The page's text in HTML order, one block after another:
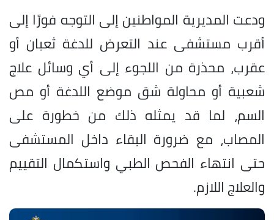
ودعت المديرية المواطنين إلى التوجه فورًا إلى
أقرب مستشفى عند التعرض للدغة ثعبان أو
عقرب، محذرة من اللجوء إلى أي وسائل علاج
شعبية أو محاولة شق موضع اللدغة أو مص
السم، لما قد يمثله ذلك من خطورة على
المصاب، مع ضرورة البقاء داخل المستشفى
حتى انتهاء الفحص الطبي واستكمال التقييم
والعلاج اللازم.